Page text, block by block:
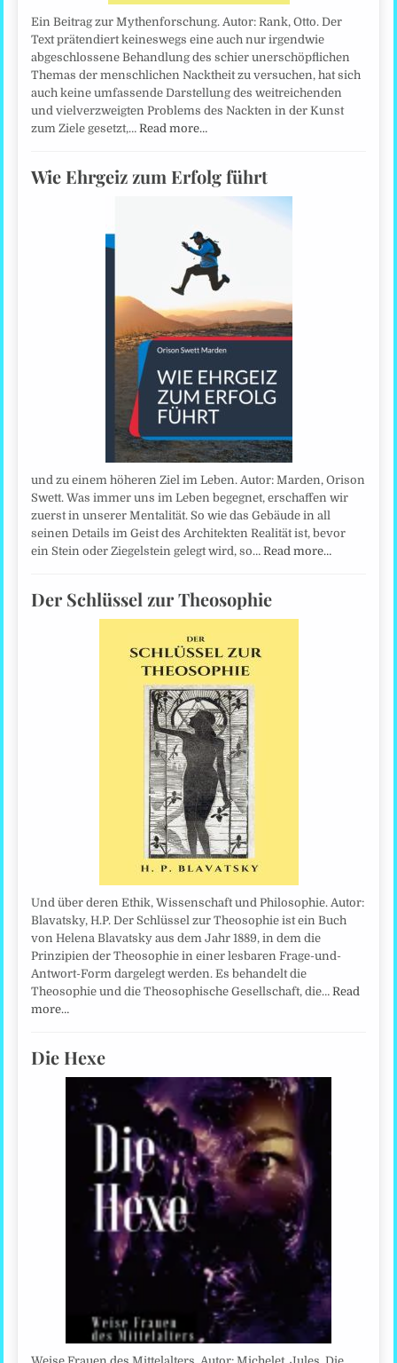
Ein Beitrag zur Mythenforschung. Autor: Rank, Otto. Der
Text prätendiert keineswegs eine auch nur irgendwie
abgeschlossene Behandlung des schier unerschöpflichen
Themas der menschlichen Nacktheit zu versuchen, hat sich
auch keine umfassende Darstellung des weitreichenden
und vielverzweigten Problems des Nackten in der Kunst
zum Ziele gesetzt,…Read more…
Wie Ehrgeiz zum Erfolg führt
und zu einem höheren Ziel im Leben. Autor: Marden, Orison
Swett. Was immer uns im Leben begegnet, erschaffen wir
zuerst in unserer Mentalität. So wie das Gebäude in all
seinen Details im Geist des Architekten Realität ist, bevor
ein Stein oder Ziegelstein gelegt wird, so…Read more…
Der Schlüssel zur Theosophie
Und über deren Ethik, Wissenschaft und Philosophie. Autor:
Blavatsky, H.P. Der Schlüssel zur Theosophie ist ein Buch
von Helena Blavatsky aus dem Jahr 1889, in dem die
Prinzipien der Theosophie in einer lesbaren Frage-und-
Antwort-Form dargelegt werden. Es behandelt die
Theosophie und die Theosophische Gesellschaft, die…Read
more…
Die Hexe